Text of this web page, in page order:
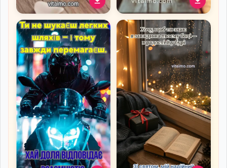
Тепле привітання татові з
Днем народження зі
стильним подарунком
Квіткова листівка з
сонячним привітанням до
дня народження